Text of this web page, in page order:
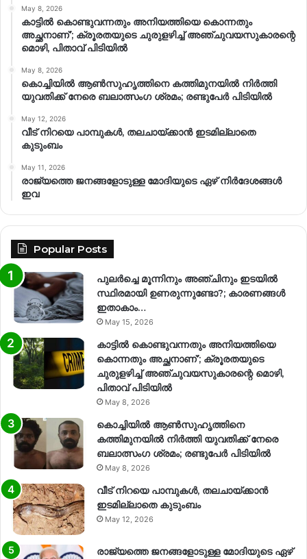
May 8, 2026
കാട്ടിൽ കൊണ്ടുവന്നതും അനിയത്തിയെ കൊന്നതും
അച്ഛനാണ്’; ക്രൂരതയുടെ ചുരുളഴിച്ച് അഞ്ചുവയസുകാരന്റെ
മൊഴി, പിതാവ് പിടിയിൽ
May 8, 2026
കൊച്ചിയിൽ ആൺസുഹൃത്തിനെ കത്തിമുനയിൽ നിർത്തി
യുവതിക്ക് നേരെ ബലാത്സംഗ​ ശ്രമം; രണ്ടുപേർ പിടിയിൽ
May 12, 2026
വീട് നിറയെ പാമ്പുകൾ, തലചായ്ക്കാൻ ഇടമില്ലാതെ
കുടുംബം
May 11, 2026
രാജ്യത്തെ ജനങ്ങളോടുള്ള മോദിയുടെ ഏഴ് നിര്‍ദേശങ്ങള്‍
ഇവ
Popular Posts
പുലർച്ചെ മൂന്നിനും അഞ്ചിനും ഇടയിൽ
സ്ഥിരമായി ഉണരുന്നുണ്ടോ?; കാരണങ്ങള്‍
ഇതാകാം…
May 15, 2026
കാട്ടിൽ കൊണ്ടുവന്നതും അനിയത്തിയെ
കൊന്നതും അച്ഛനാണ്’; ക്രൂരതയുടെ
ചുരുളഴിച്ച് അഞ്ചുവയസുകാരന്റെ മൊഴി,
പിതാവ് പിടിയിൽ
May 8, 2026
കൊച്ചിയിൽ ആൺസുഹൃത്തിനെ
കത്തിമുനയിൽ നിർത്തി യുവതിക്ക് നേരെ
ബലാത്സംഗ​ ശ്രമം; രണ്ടുപേർ പിടിയിൽ
May 8, 2026
വീട് നിറയെ പാമ്പുകൾ, തലചായ്ക്കാൻ
ഇടമില്ലാതെ കുടുംബം
May 12, 2026
രാജ്യത്തെ ജനങ്ങളോടുള്ള മോദിയുടെ ഏഴ്